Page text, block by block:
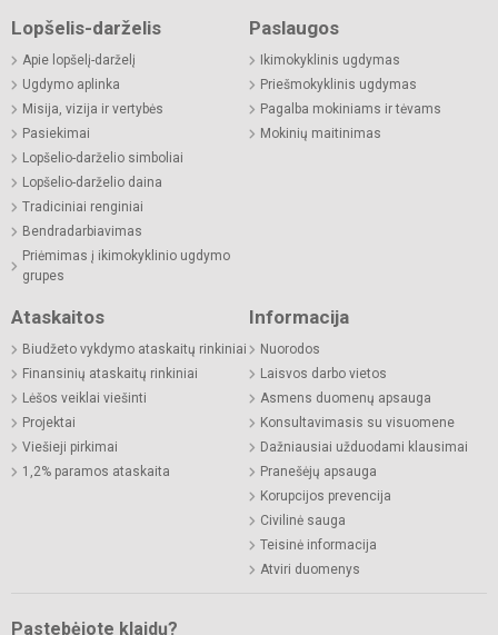
Lopšelis-darželis
Apie lopšelį-darželį
Ugdymo aplinka
Misija, vizija ir vertybės
Pasiekimai
Lopšelio-darželio simboliai
Lopšelio-darželio daina
Tradiciniai renginiai
Bendradarbiavimas
Priėmimas į ikimokyklinio ugdymo
grupes
Paslaugos
Ikimokyklinis ugdymas
Priešmokyklinis ugdymas
Pagalba mokiniams ir tėvams
Mokinių maitinimas
Ataskaitos
Biudžeto vykdymo ataskaitų rinkiniai
Finansinių ataskaitų rinkiniai
Lėšos veiklai viešinti
Projektai
Viešieji pirkimai
1,2% paramos ataskaita
Informacija
Nuorodos
Laisvos darbo vietos
Asmens duomenų apsauga
Konsultavimasis su visuomene
Dažniausiai užduodami klausimai
Pranešėjų apsauga
Korupcijos prevencija
Civilinė sauga
Teisinė informacija
Atviri duomenys
Pastebėjote klaidų?